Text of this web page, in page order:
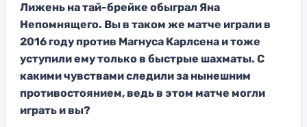
Лижень на тай-брейке обыграл Яна
Непомнящего. Вы в таком же матче играли в
2016 году против Магнуса Карлсена и тоже
уступили ему только в быстрые шахматы. С
какими чувствами следили за нынешним
противостоянием, ведь в этом матче могли
играть и вы?